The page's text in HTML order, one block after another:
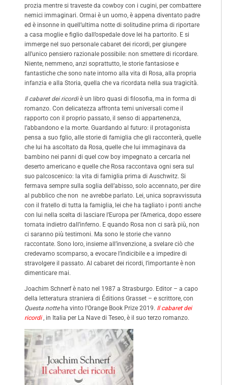
prozia mentre si traveste da cowboy con i cugini, per combattere
nemici immaginari. Ormai è un uomo, è appena diventato padre
ed è insonne in quell’ultima notte di solitudine prima di riportare
a casa moglie e figlio dall’ospedale dove lei ha partorito. E si
immerge nel suo personale cabaret dei ricordi, per giungere
all’unico pensiero razionale possibile: non smettere di ricordare.
Niente, nemmeno, anzi soprattutto, le storie fantasiose e
fantastiche che sono nate intorno alla vita di Rosa, alla propria
infanzia e alla Storia, quella che va ricordata nella sua tragicità.
Il cabaret dei ricordiè un libro quasi di filosofia, ma in forma di
romanzo. Con delicatezza affronta temi universali come il
rapporto con il proprio passato, il senso di appartenenza,
l’abbandono e la morte. Guardando al futuro: il protagonista
pensa a suo fglio, alle storie di famiglia che gli racconterà, quelle
che lui ha ascoltato da Rosa, quelle che lui immaginava da
bambino nei panni di quel cow boy impegnato a cercarla nel
deserto americano e quelle che Rosa raccontava ogni sera sul
suo palcoscenico: la vita di famiglia prima di Auschwitz. Si
fermava sempre sulla soglia dell’abisso, solo accennato, per dire
al pubblico che non ne avrebbe parlato. Lei, unica sopravvissuta
con il fratello di tutta la famiglia, lei che ha tagliato i ponti anche
con lui nella scelta di lasciare l’Europa per l’America, dopo essere
tornata indietro dall’inferno. E quando Rosa non ci sarà più, non
ci saranno più testimoni. Ma sono le storie che vanno
raccontate. Sono loro, insieme all’invenzione, a svelare ciò che
credevamo scomparso, a evocare l’indicibile e a impedire di
stravolgere il passato. Al cabaret dei ricordi, l’importante è non
dimenticare mai.
Joachim Schnerf è nato nel 1987 a Strasburgo. Editor – a capo
della letteratura straniera di Éditions Grasset – e scrittore, con
Questa notteha vinto l’Orange Book Prize 2019. Il cabaret dei
ricordi, in Italia per La Nave di Teseo, è il suo terzo romanzo.